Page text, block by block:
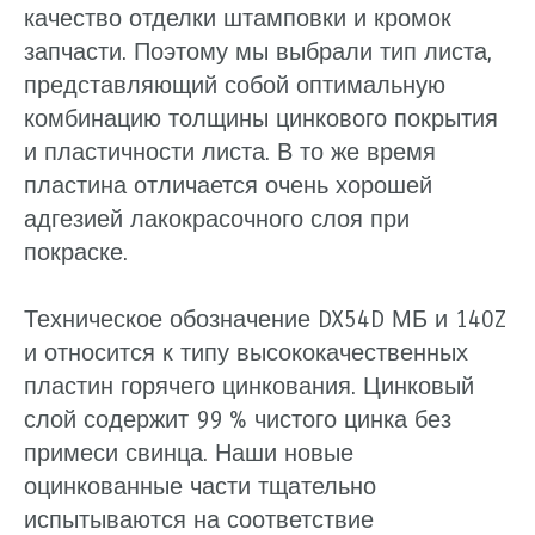
качество отделки штамповки и кромок
запчасти. Поэтому мы выбрали тип листа,
представляющий собой оптимальную
комбинацию толщины цинкового покрытия
и пластичности листа. В то же время
пластина отличается очень хорошей
адгезией лакокрасочного слоя при
покраске.
Техническое обозначение DX54D МБ и 140Z
и относится к типу высококачественных
пластин горячего цинкования. Цинковый
слой содержит 99 % чистого цинка без
примеси свинца. Наши новые
оцинкованные части тщательно
испытываются на соответствие